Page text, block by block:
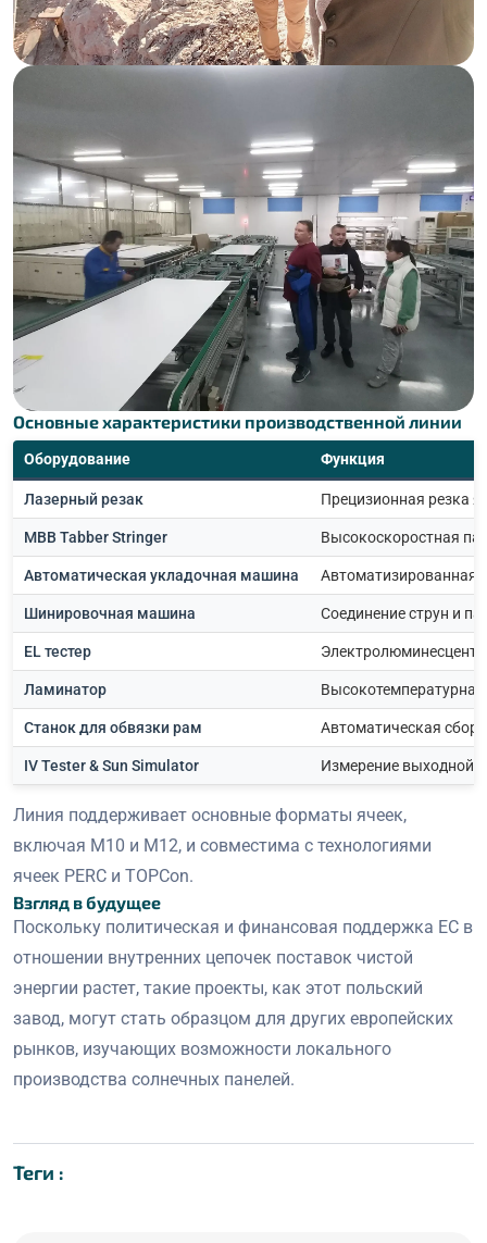
Основные характеристики производственной линии
Оборудование Функция
Лазерный резак Прецизионная резка
MBB Tabber Stringer Высокоскоростная
Автоматическая укладочная машина Автоматизированная
Шинировочная машина Соединение струн и
EL тестер
Ламинатор
Станок для обвязки рам Автоматическая
IV Tester & Sun Simulator Измерение выходной
Линия поддерживает основные форматы ячеек,
включая M10 и M12, и совместима с технологиями
ячеек PERC и TOPCon.
Взгляд в будущее
Поскольку политическая и финансовая поддержка ЕС в
отношении внутренних цепочек поставок чистой
энергии растет, такие проекты, как этот польский
завод, могут стать образцом для других европейских
рынков, изучающих возможности локального
производства солнечных панелей.
Теги :